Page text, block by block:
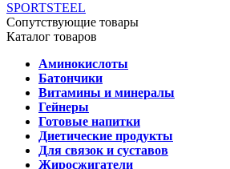
SPORTSTEEL
Сопутствующие товары
Каталог товаров
Аминокислоты
Батончики
Витамины и минералы
Гейнеры
Готовые напитки
Диетические продукты
Для связок и суставов
Жиросжигатели